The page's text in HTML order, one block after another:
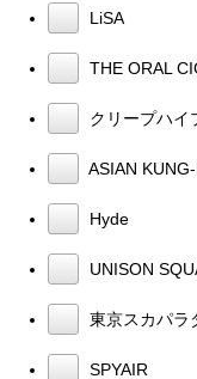
LiSA
THE ORAL
クリープハイ
ASIAN
Hyde
UNISON
東京スカパラ
SPYAIR